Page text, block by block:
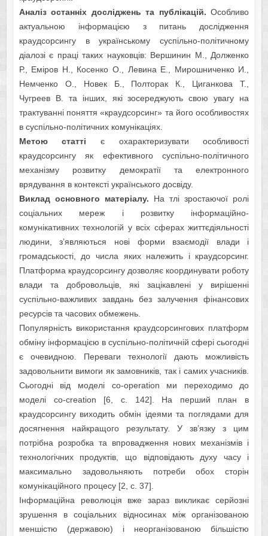
Аналіз останніх досліджень та публікацій. Особливо
актуальною інформацією з питань дослідження
краудсорсингу в українському суспільно-політичному
діалозі є праці таких науковців: Вершинин М., Долженко
Р., Еміров Н., Косенко О., Левина Е., Мирошниченко И.,
Немченко О., Новек Б., Полторак К., Циганкова Т.,
Чугреев В. та інших, які зосереджують свою увагу на
трактуванні поняття «краудсорсинг» та його особливостях
в суспільно-політичних комунікаціях.
Метою статті є охарактеризувати особливості
краудсорсингу як ефективного суспільно-політичного
механізму розвитку демократії та електронного
врядування в контексті українського досвіду.
Виклад основного матеріалу. На тлі зростаючої ролі
соціальних мереж і розвитку інформаційно-
комунікативних технологій у всіх сферах життєдіяльності
людини, з’являються нові форми взаємодії влади і
громадськості, до числа яких належить і краудсорсинг.
Платформа краудсорсингу дозволяє координувати роботу
влади та добровольців, які зацікавлені у вирішенні
суспільно-важливих завдань без залучення фінансових
ресурсів та часових обмежень.
Популярність використання краудсорсингових платформ
обміну інформацією в суспільно-політичній сфері сьогодні
є очевидною. Переваги технології дають можливість
задовольнити вимоги як замовників, так і самих учасників.
Сьогодні від моделі co-operation ми переходимо до
моделі co-creation [6, c. 142]. На перший план в
краудсорсингу виходить обмін ідеями та поглядами для
досягнення найкращого результату. У зв’язку з цим
потрібна розробка та впровадження нових механізмів і
технологічних продуктів, що відповідають духу часу і
максимально задовольняють потреби обох сторін
комунікаційного процесу [2, c. 37].
Інформаційна революція вже зараз викликає серйозні
зрушення в соціальних відносинах між організованою
меншістю (державою) і неорганізованою більшістю